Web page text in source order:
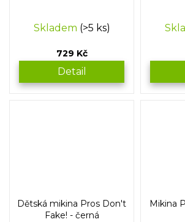
Skladem (>5 ks)
729 Kč
Detail
Dětská mikina Pros Don't
Fake! - černá
Mikina